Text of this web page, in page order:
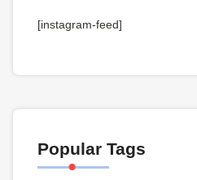
[instagram-feed]
Popular Tags